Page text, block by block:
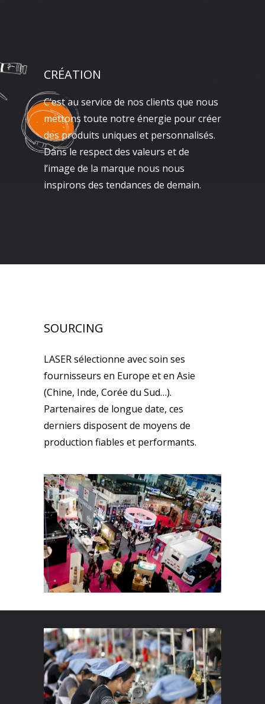
CRÉATION
C’est au service de nos clients que nous
mettons toute notre énergie pour créer
des produits uniques et personnalisés.
Dans le respect des valeurs et de
l’image de la marque nous nous
inspirons des tendances de demain.
SOURCING
LASER sélectionne avec soin ses
fournisseurs en Europe et en Asie
(Chine, Inde, Corée du Sud…).
Partenaires de longue date, ces
derniers disposent de moyens de
production fiables et performants.